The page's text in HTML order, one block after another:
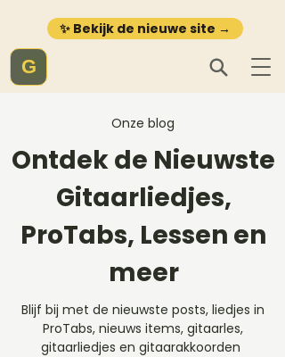
✨ Bekijk de nieuwe site →
G
Onze blog
Ontdek de Nieuwste
Gitaarliedjes,
ProTabs, Lessen en
meer
Blijf bij met de nieuwste posts, liedjes in
ProTabs, nieuws items, gitaarles,
gitaarliedjes en gitaarakkoorden